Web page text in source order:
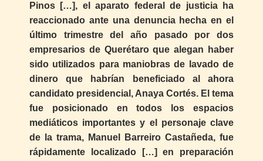
Pinos […], el aparato federal de justicia ha
reaccionado ante una denuncia hecha en el
último trimestre del año pasado por dos
empresarios de Querétaro que alegan haber
sido utilizados para maniobras de lavado de
dinero que habrían beneficiado al ahora
candidato presidencial, Anaya Cortés. El tema
fue posicionado en todos los espacios
mediáticos importantes y el personaje clave
de la trama, Manuel Barreiro Castañeda, fue
rápidamente localizado […] en preparación